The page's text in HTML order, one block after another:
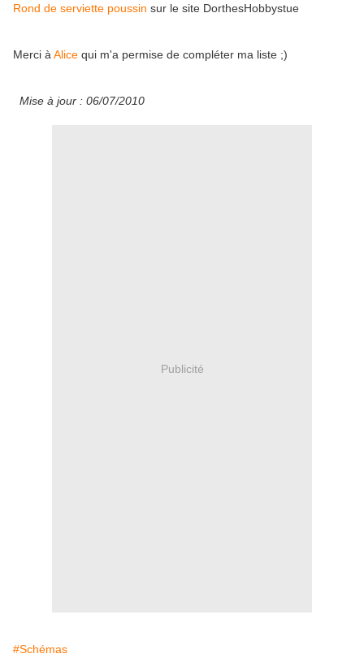
Rond de serviette poussin sur le site DorthesHobbystue
Merci à Alice qui m'a permise de compléter ma liste ;)
Mise à jour : 06/07/2010
Publicité
#Schémas